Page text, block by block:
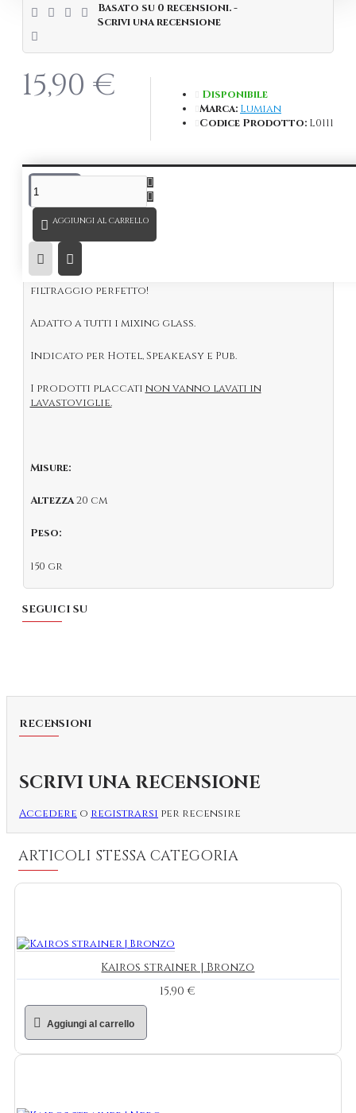
Basato su 0 recensioni.-
Scrivi una recensione
15,90 €
Disponibile
Marca: Lumian
Codice Prodotto: L0111
AGGIUNGI AL CARRELLO
DESCRIZIONE
Kairos Strainer Classico
placcatoOro.
Indispensabile per tutti i Bartender assicura un
filtraggio perfetto!
Adatto a tutti i mixing glass.
Indicato per Hotel, Speakeasy e Pub.
I prodotti placcati non vanno lavati in
lavastoviglie.
Misure:
Altezza20 cm
Peso:
150 gr
SEGUICI SU
RECENSIONI
SCRIVI UNA RECENSIONE
Accedere o registrarsi per recensire
ARTICOLI STESSA CATEGORIA
Kairos strainer | Bronzo
15,90 €
Aggiungi al carrello